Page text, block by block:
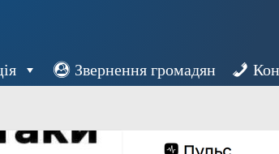
Звернення громадян